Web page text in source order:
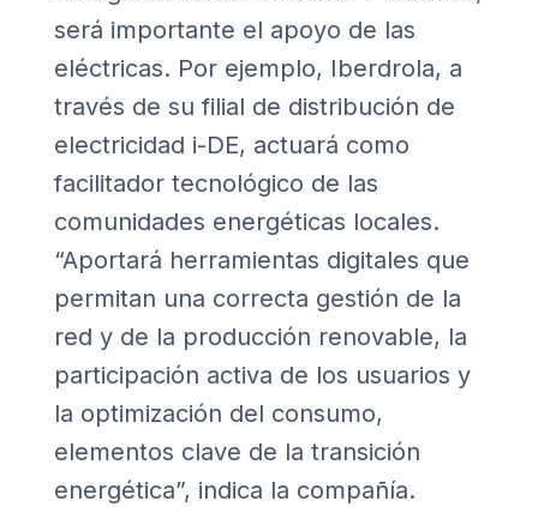
será importante el apoyo de las
eléctricas. Por ejemplo, Iberdrola, a
través de su filial de distribución de
electricidad i-DE, actuará como
facilitador tecnológico de las
comunidades energéticas locales.
“Aportará herramientas digitales que
permitan una correcta gestión de la
red y de la producción renovable, la
participación activa de los usuarios y
la optimización del consumo,
elementos clave de la transición
energética”, indica la compañía.